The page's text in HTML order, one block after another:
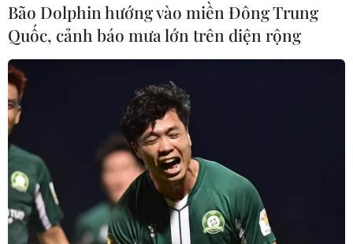
Bão Dolphin hướng vào miền Đông Trung
Quốc, cảnh báo mưa lớn trên diện rộng